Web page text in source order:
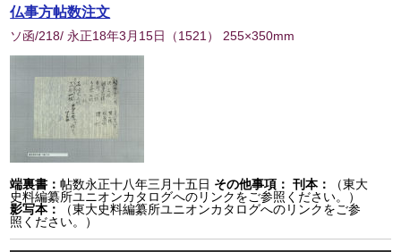
仏事方帖数注文
ソ函/218/ 永正18年3月15日 （1521 ） 255×350mm
端裏書：帖数永正十八年三月十五日 その他事項： 刊本：
（東大
史料編纂所ユニオンカタログへのリンクをご参照ください。）
影写本：
（東大史料編纂所ユニオンカタログへのリンクをご参
照ください。）